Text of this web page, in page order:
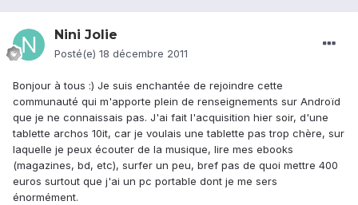
Nini Jolie
Posté(e) 18 décembre 2011
Bonjour à tous :) Je suis enchantée de rejoindre cette
communauté qui m'apporte plein de renseignements sur Androïd
que je ne connaissais pas. J'ai fait l'acquisition hier soir, d'une
tablette archos 10it, car je voulais une tablette pas trop chère, sur
laquelle je peux écouter de la musique, lire mes ebooks
(magazines, bd, etc), surfer un peu, bref pas de quoi mettre 400
euros surtout que j'ai un pc portable dont je me sers
énormément.